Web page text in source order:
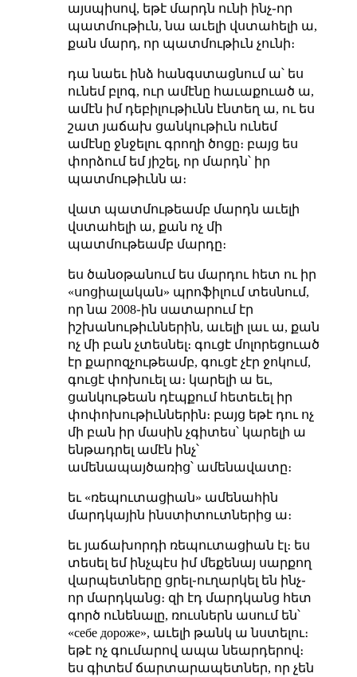
այսպիսով, եթէ մարդն ունի ինչ֊որ
պատմութիւն, նա աւելի վստահելի ա,
քան մարդ, որ պատմութիւն չունի։
դա նաեւ ինձ հանգստացնում ա՝ ես
ունեմ բլոգ, ուր ամէնը հաւաքուած ա,
ամէն իմ դեբիլութիւնն էնտեղ ա, ու ես
շատ յաճախ ցանկութիւն ունեմ
ամէնը ջնջելու գրողի ծոցը։ բայց ես
փորձում եմ յիշել, որ մարդն՝ իր
պատմութիւնն ա։
վատ պատմութեամբ մարդն աւելի
վստահելի ա, քան ոչ մի
պատմութեամբ մարդը։
ես ծանօթանում ես մարդու հետ ու իր
«սոցիալական» պրոֆիլում տեսնում,
որ նա 2008֊ին սատարում էր
իշխանութիւններին, աւելի լաւ ա, քան
ոչ մի բան չտեսնել։ գուցէ մոլորեցուած
էր քարոզչութեամբ, գուցէ չէր ջոկում,
գուցէ փոխուել ա։ կարելի ա եւ,
ցանկութեան դէպքում հետեւել իր
փոփոխութիւններին։ բայց եթէ դու ոչ
մի բան իր մասին չգիտես՝ կարելի ա
ենթադրել ամէն ինչ՝
ամենապայծառից՝ ամենավատը։
եւ «ռեպուտացիան» ամենահին
մարդկային ինստիտուտներից ա։
եւ յաճախորդի ռեպուտացիան էլ։ ես
տեսել եմ ինչպէս իմ մեքենայ սարքող
վարպետները ցրել֊ուղարկել են ինչ֊
որ մարդկանց։ զի էդ մարդկանց հետ
գործ ունենալը, ռուսներն ասում են՝
«себе дороже», աւելի թանկ ա նստելու։
եթէ ոչ գումարով ապա նեարդերով։
ես գիտեմ ճարտարապետներ, որ չեն